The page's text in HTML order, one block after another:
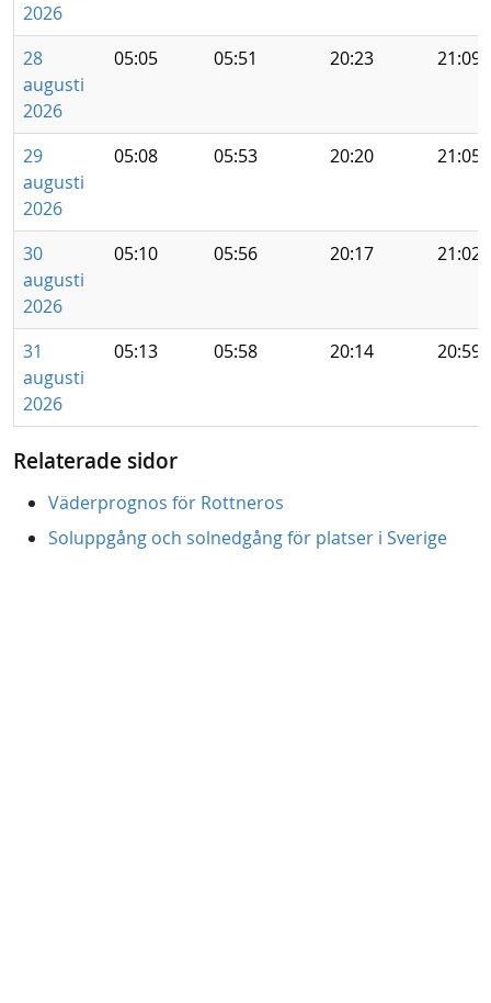
2026
28
augusti
2026
05:05 05:51 20:23 21:09
29
augusti
2026
05:08 05:53 20:20 21:05
30
augusti
2026
05:10 05:56 20:17 21:02
31
augusti
2026
05:13 05:58 20:14 20:59
Relaterade sidor
Väderprognos för Rottneros
Soluppgång och solnedgång för platser i Sverige